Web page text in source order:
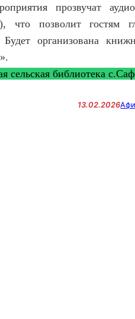
прозвучат
что позволит гостям
организована
сельская библиотека
13.02.2026